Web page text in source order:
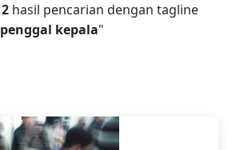
2hasil pencarian dengan tagline
penggal kepala"